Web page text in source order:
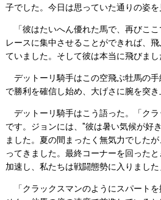
子でした。今日は思っていた通りの姿を
「彼はたいへん優れた馬で、再びここ
レースに集中させることができれば、
ていました。そして彼は本当に飛びまし
デットーリ騎手はこの空飛ぶ牡馬の
で勝利を確信し始め、大げさに腕を突き
デットーリ騎手はこう語った。「ク
です。ジョンには、"彼は暑い気候が好
ました。夏の間まったく無気力でした
ってきました。最終コーナーを回った
加速し、私たちは戦闘態勢に入りました
「クラックスマンのようにスパートを